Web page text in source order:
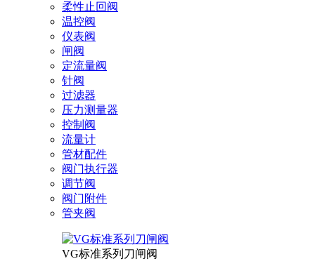
柔性止回阀
温控阀
仪表阀
闸阀
定流量阀
针阀
过滤器
压力测量器
控制阀
流量计
管材配件
阀门执行器
调节阀
阀门附件
管夹阀
VG标准系列刀闸阀